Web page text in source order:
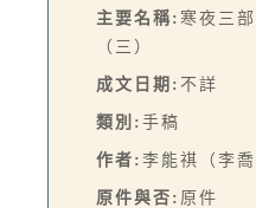
主要名稱: 寒夜三
（三）
成文日期: 不詳
類別: 手稿
作者: 李能祺（李喬
原件與否: 原件